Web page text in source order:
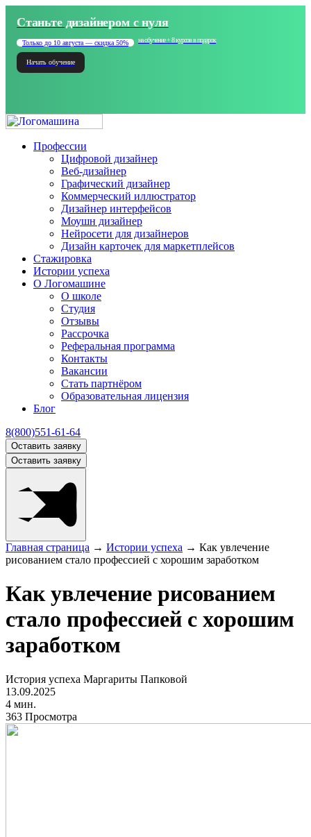
Станьте дизайнером с нуля
Только до 10 августа — скидка 50% на обучение + 8 курсов в подарок
Начать обучение
Профессии
Цифровой дизайнер
Веб-дизайнер
Графический дизайнер
Коммерческий иллюстратор
Дизайнер интерфейсов
Моушн дизайнер
Нейросети для дизайнеров
Дизайн карточек для маркетплейсов
Стажировка
Истории успеха
О Логомашине
О школе
Студия
Отзывы
Рассрочка
Реферальная программа
Контакты
Вакансии
Стать партнёром
Образовательная лицензия
Блог
8(800)551-61-64
Оставить заявку
Оставить заявку
Главная страница → Истории успеха → Как увлечение
рисованием стало профессией с хорошим заработком
Как увлечение рисованием
стало профессией с хорошим
заработком
История успеха Маргариты Папковой
13.09.2025
4 мин.
363 Просмотра